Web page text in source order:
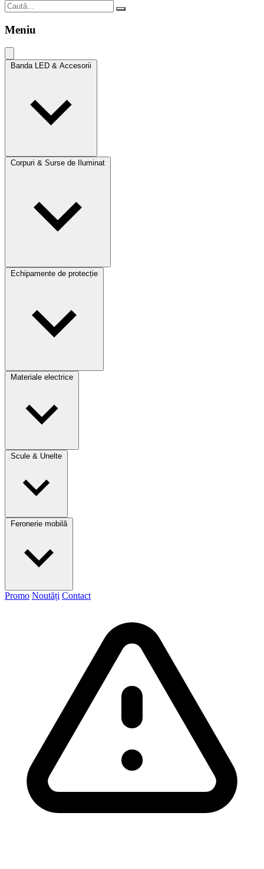
Meniu
Banda LED & Accesorii
Corpuri & Surse de Iluminat
Echipamente de protecție
Materiale electrice
Scule & Unelte
Feronerie mobilă
Promo Noutăți Contact